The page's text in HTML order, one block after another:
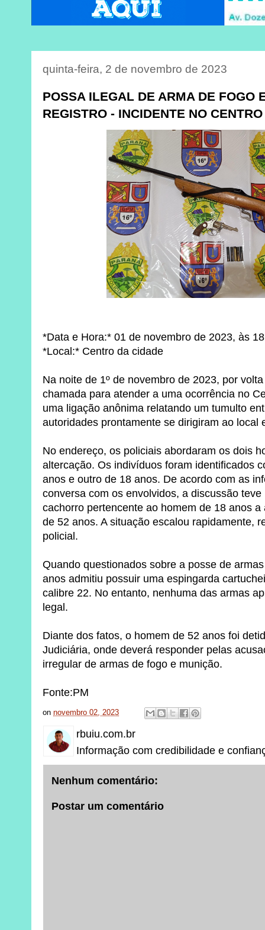
quinta-feira, 2 de novembro de 2023
POSSA ILEGAL DE ARMA DE FOGO
REGISTRO - INCIDENTE NO CENTRO
*Data e Hora:* 01 de novembro de 2023, às
*Local:* Centro da cidade
Na noite de 1º de novembro de 2023, por
chamada para atender a uma ocorrência no
uma ligação anônima relatando um tumulto
autoridades prontamente se dirigiram ao local
No endereço, os policiais abordaram os dois
altercação. Os indivíduos foram identificados
anos e outro de 18 anos. De acordo com as
conversa com os envolvidos, a discussão
cachorro pertencente ao homem de 18 anos
de 52 anos. A situação escalou rapidamente,
policial.
Quando questionados sobre a posse de
anos admitiu possuir uma espingarda
calibre 22. No entanto, nenhuma das armas
legal.
Diante dos fatos, o homem de 52 anos foi
Judiciária, onde deverá responder pelas
irregular de armas de fogo e munição.
Fonte:PM
onnovembro 02, 2023
rbuiu.com.br
Informação com credibilidade e
Nenhum comentário:
Postar um comentário